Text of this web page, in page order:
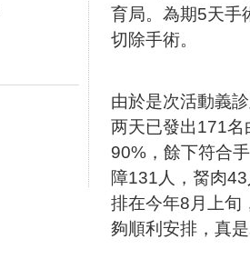
育局。為期5天手
切除手術。
由於是次活動義
两天已發出171
90%，餘下符合
障131人，胬肉
排在今年8月上旬
夠順利安排，真